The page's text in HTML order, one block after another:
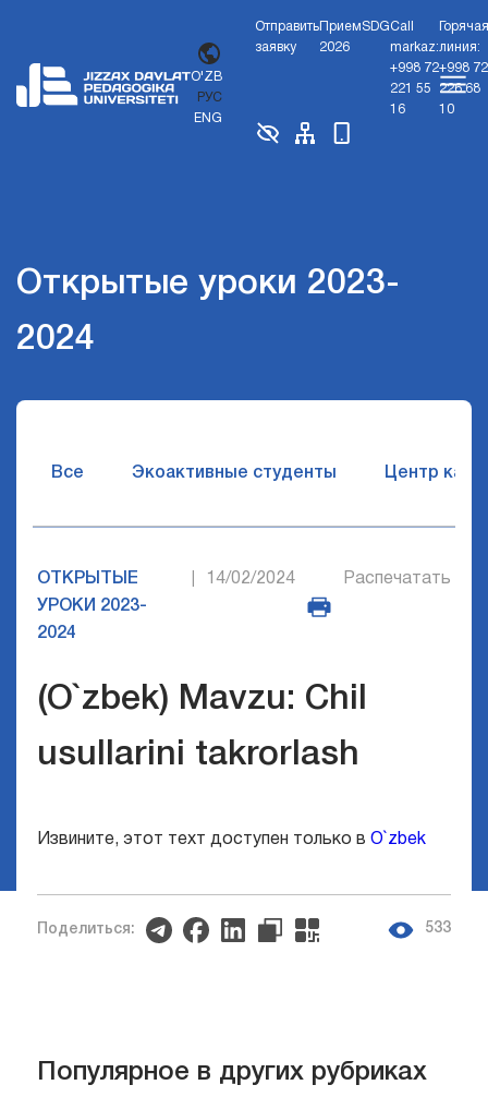
O'ZB
РУС
ENG
Отправить
заявку
Прием
2026
SDGCall
markaz:
+998 72
221 55
16
Горячая
линия:
+998 72
226 68
10
Открытые уроки 2023-
2024
Все Экоактивные студенты Центр
ОТКРЫТЫЕ
УРОКИ 2023-
2024
14/02/2024 Распечатать
(O`zbek) Mavzu: Chil
usullarini takrorlash
Извините, этот техт доступен только в O`zbek
Поделиться: 533
Популярное в других рубриках